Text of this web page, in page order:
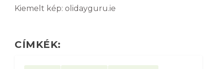
Kiemelt kép: olidayguru.ie
CÍMKÉK: